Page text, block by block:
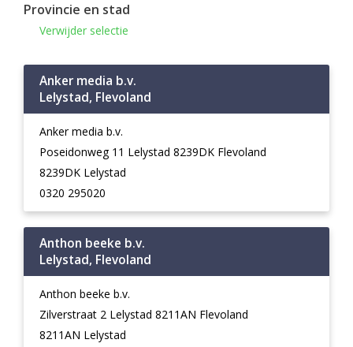
Provincie en stad
Verwijder selectie
Anker media b.v.
Lelystad, Flevoland
Anker media b.v.
Poseidonweg 11 Lelystad 8239DK Flevoland
8239DK Lelystad
0320 295020
Anthon beeke b.v.
Lelystad, Flevoland
Anthon beeke b.v.
Zilverstraat 2 Lelystad 8211AN Flevoland
8211AN Lelystad